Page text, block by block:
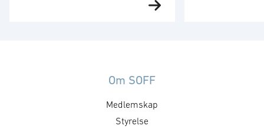
ske under 2026. Denna order
som inleddes med denna kund i
mars 2024, då Ovzon erhöll sin
Om SOFF
Medlemskap
Styrelse